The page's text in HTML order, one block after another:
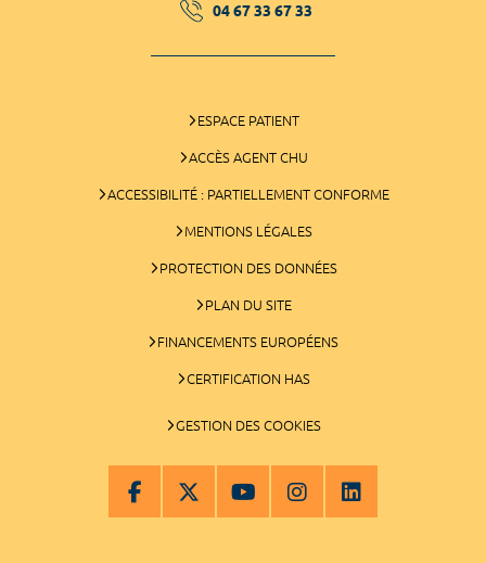
04 67 33 67 33
ESPACE PATIENT
ACCÈS AGENT CHU
ACCESSIBILITÉ : PARTIELLEMENT CONFORME
MENTIONS LÉGALES
PROTECTION DES DONNÉES
PLAN DU SITE
FINANCEMENTS EUROPÉENS
CERTIFICATION HAS
GESTION DES COOKIES